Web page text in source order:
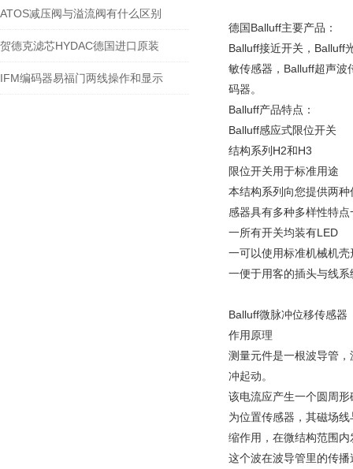
ATOS减压阀与溢流阀有什么区别
贺德克滤芯HYDAC德国进口原装
IFM编码器易福门两线操作和显示
德国Balluff主要产品：
Balluff接近开关，Balluff
敏传感器，Balluff超声波
码器。
Balluff产品特点：
Balluff感应式限位开关
结构系列H2和H3
限位开关用于标准用途
本结构系列向您提供两
感器具有多种多样性特
一所有开关均装有LED
一可以使用标准机械机
一便于用客的插头与线
Balluff微脉冲位移传感器
作用原理
测量元件是一根波导管
冲起动。
该电流应产生一个圆周
为位置传感器，其磁场
缩作用，在微结构范围
这个波在波导管里的传